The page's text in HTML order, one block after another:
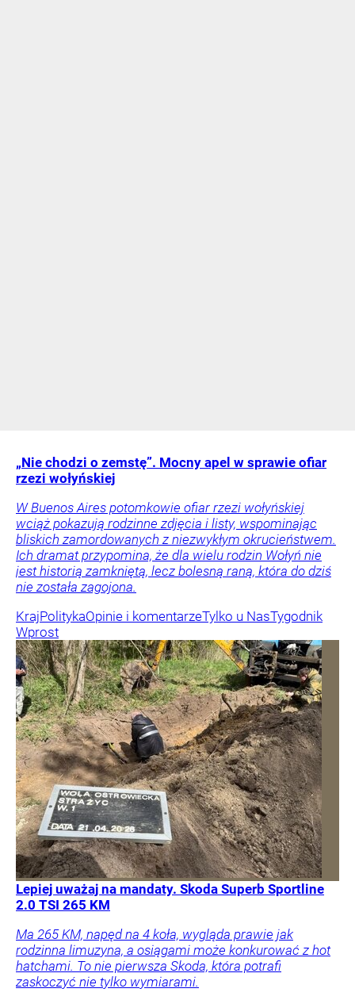
„Nie chodzi o zemstę”. Mocny apel w sprawie ofiar
rzezi wołyńskiej
W Buenos Aires potomkowie ofiar rzezi wołyńskiej
wciąż pokazują rodzinne zdjęcia i listy, wspominając
bliskich zamordowanych z niezwykłym okrucieństwem.
Ich dramat przypomina, że dla wielu rodzin Wołyń nie
jest historią zamkniętą, lecz bolesną raną, która do dziś
nie została zagojona.
KrajPolitykaOpinie i komentarzeTylko u NasTygodnik
Wprost
Lepiej uważaj na mandaty. Skoda Superb Sportline
2.0 TSI 265 KM
Ma 265 KM, napęd na 4 koła, wygląda prawie jak
rodzinna limuzyna, a osiągami może konkurować z hot
hatchami. To nie pierwsza Skoda, która potrafi
zaskoczyć nie tylko wymiarami.